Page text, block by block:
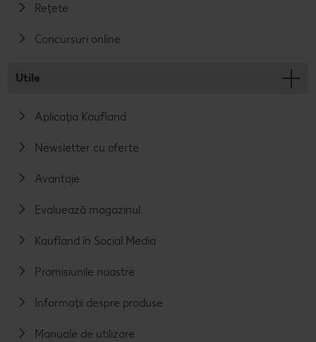
Rețete
Concursuri online
Utile
Aplicația Kaufland
Newsletter cu oferte
Avantaje
Evaluează magazinul
Kaufland în Social Media
Promisiunile noastre
Informații despre produse
Manuale de utilizare